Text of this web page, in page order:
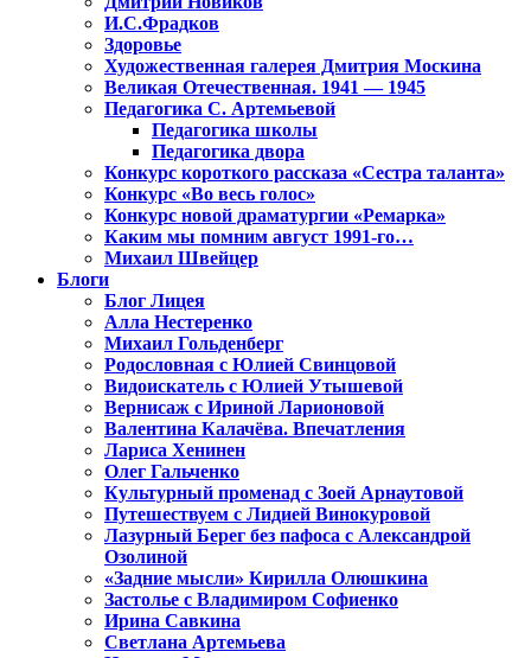
И.С.Фрадков
Здоровье
Художественная галерея Дмитрия Москина
Великая Отечественная. 1941 — 1945
Педагогика С. Артемьевой
Педагогика школы
Педагогика двора
Конкурс короткого рассказа «Сестра таланта»
Конкурс «Во весь голос»
Конкурс новой драматургии «Ремарка»
Каким мы помним август 1991-го…
Михаил Швейцер
Блоги
Блог Лицея
Алла Нестеренко
Михаил Гольденберг
Родословная с Юлией Свинцовой
Видоискатель с Юлией Утышевой
Вернисаж с Ириной Ларионовой
Валентина Калачёва. Впечатления
Лариса Хенинен
Олег Гальченко
Культурный променад с Зоей Арнаутовой
Путешествуем с Лидией Винокуровой
Лазурный Берег без пафоса с Александрой
Озолиной
«Задние мысли» Кирилла Олюшкина
Застолье с Владимиром Софиенко
Ирина Савкина
Светлана Артемьева